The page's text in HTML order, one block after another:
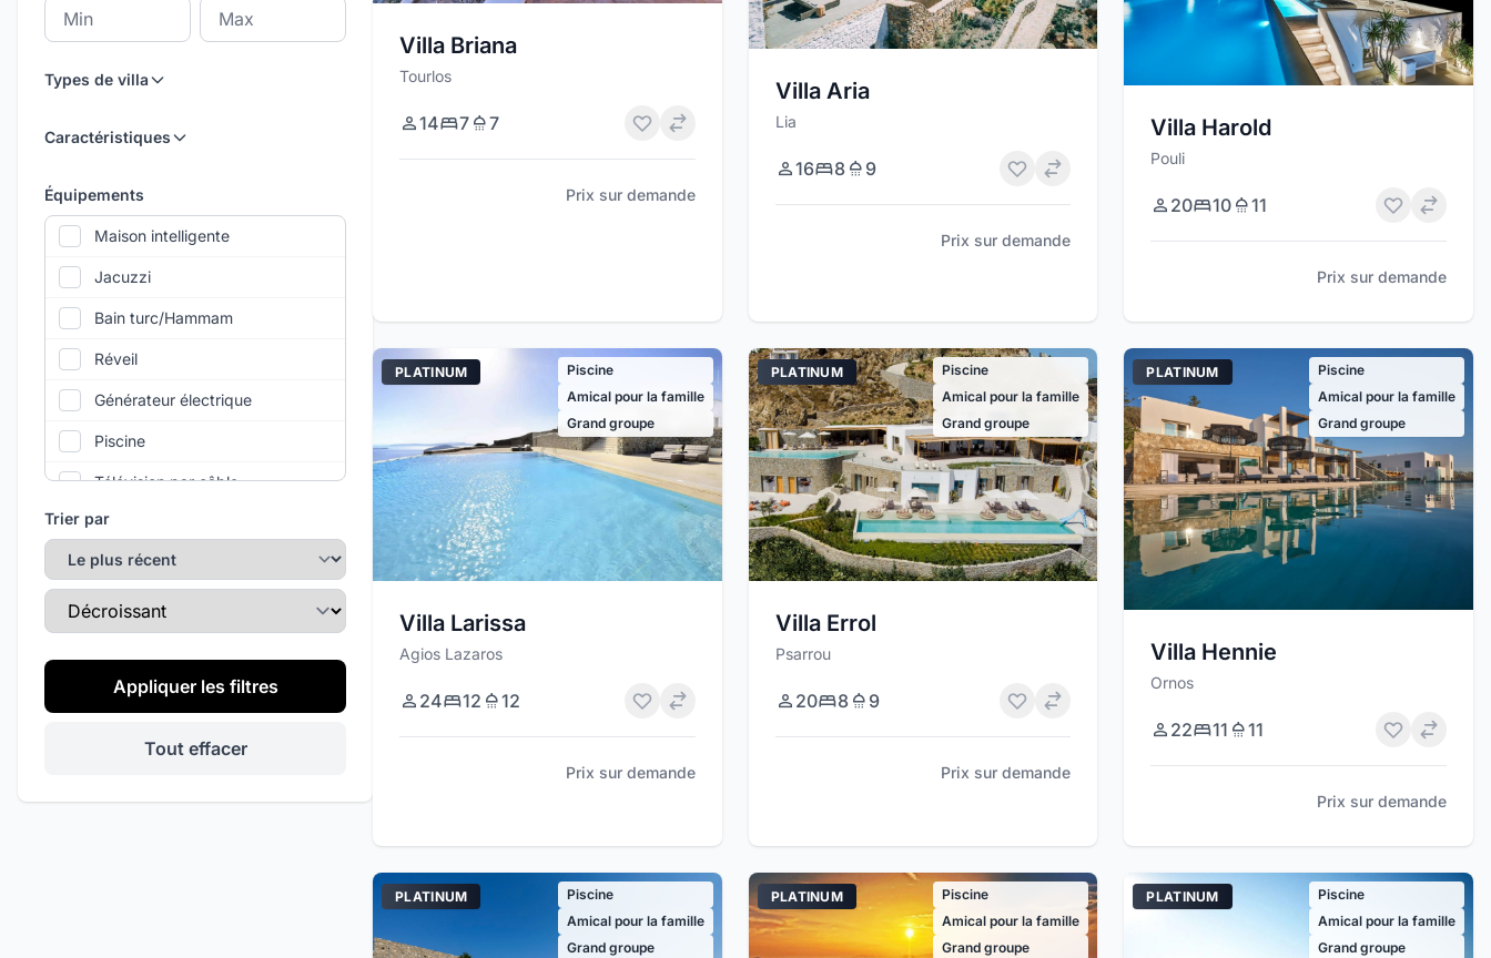
Prix minimum
Prix maximum
Types de villa
Caractéristiques
Équipements
Maison intelligente
Jacuzzi
Bain turc/Hammam
Réveil
Générateur électrique
Piscine
Télévision par câble
Climatisation
Salle de sport
Wi-Fi
Service de ménage quotidien
Trier par
Direction du tri
Appliquer les filtres
Tout effacer
Villa Briana
Tourlos
14 7 7
Prix sur demande
Villa Aria
Lia
16 8 9
Prix sur demande
Villa Harold
Pouli
20 10 11
Prix sur demande
PLATINUM
Piscine
Amical pour la famille
Grand groupe
Villa Larissa
Agios Lazaros
24 12 12
Prix sur demande
PLATINUM
Piscine
Amical pour la famille
Grand groupe
Villa Errol
Psarrou
20 8 9
Prix sur demande
PLATINUM
Piscine
Amical pour la famille
Grand groupe
Villa Hennie
Ornos
22 11 11
Prix sur demande
PLATINUM
Piscine
Amical pour la famille
Grand groupe
PLATINUM
Piscine
Amical pour la famille
Grand groupe
PLATINUM
Piscine
Amical pour la famille
Grand groupe